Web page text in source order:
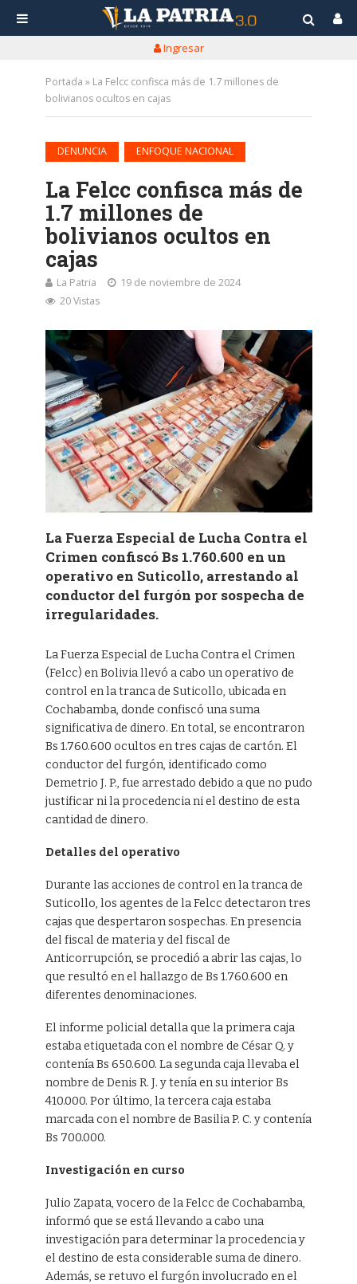
Ingresar
Portada » La Felcc confisca más de 1.7 millones de
bolivianos ocultos en cajas
DENUNCIA ENFOQUE NACIONAL
La Felcc confisca más de
1.7 millones de
bolivianos ocultos en
cajas
La Patria
19 de noviembre de 2024
20 Vistas
La Fuerza Especial de Lucha Contra el
Crimen confiscó Bs 1.760.600 en un
operativo en Suticollo, arrestando al
conductor del furgón por sospecha de
irregularidades.
La Fuerza Especial de Lucha Contra el Crimen
(Felcc) en Bolivia llevó a cabo un operativo de
control en la tranca de Suticollo, ubicada en
Cochabamba, donde confiscó una suma
significativa de dinero. En total, se encontraron
Bs 1.760.600 ocultos en tres cajas de cartón. El
conductor del furgón, identificado como
Demetrio J. P., fue arrestado debido a que no pudo
justificar ni la procedencia ni el destino de esta
cantidad de dinero.
Detalles del operativo
Durante las acciones de control en la tranca de
Suticollo, los agentes de la Felcc detectaron tres
cajas que despertaron sospechas. En presencia
del fiscal de materia y del fiscal de
Anticorrupción, se procedió a abrir las cajas, lo
que resultó en el hallazgo de Bs 1.760.600 en
diferentes denominaciones.
El informe policial detalla que la primera caja
estaba etiquetada con el nombre de César Q. y
contenía Bs 650.600. La segunda caja llevaba el
nombre de Denis R. J. y tenía en su interior Bs
410.000. Por último, la tercera caja estaba
marcada con el nombre de Basilia P. C. y contenía
Bs 700.000.
Investigación en curso
Julio Zapata, vocero de la Felcc de Cochabamba,
informó que se está llevando a cabo una
investigación para determinar la procedencia y
el destino de esta considerable suma de dinero.
Además, se retuvo el furgón involucrado en el